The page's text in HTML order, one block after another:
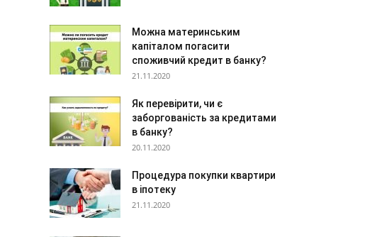
Можна материнським
капіталом погасити
споживчий кредит в банку?
21.11.2020
Як перевірити, чи є
заборгованість за кредитами
в банку?
20.11.2020
Процедура покупки квартири
в іпотеку
21.11.2020